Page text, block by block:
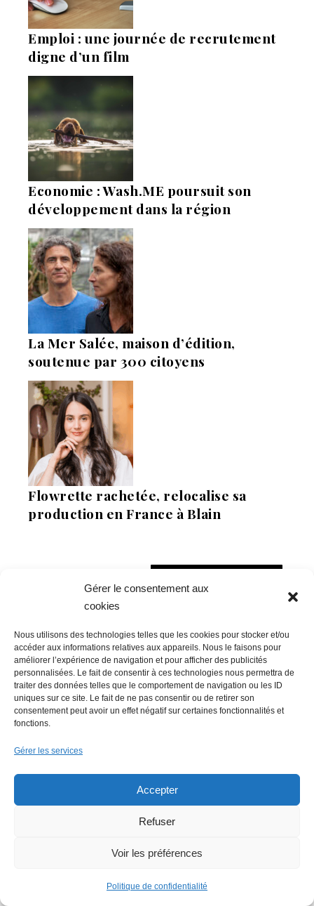
Gérer le consentement aux
cookies
Nous utilisons des technologies telles que les cookies pour stocker et/ou
accéder aux informations relatives aux appareils. Nous le faisons pour
améliorer l’expérience de navigation et pour afficher des publicités
personnalisées. Le fait de consentir à ces technologies nous permettra de
traiter des données telles que le comportement de navigation ou les ID
uniques sur ce site. Le fait de ne pas consentir ou de retirer son
consentement peut avoir un effet négatif sur certaines fonctionnalités et
fonctions.
Gérer les services
Accepter
Refuser
Voir les préférences
Politique de confidentialité
Emploi : une journée de recrutement
digne d’un film
Economie : Wash.ME poursuit son
développement dans la région
La Mer Salée, maison d’édition,
soutenue par 300 citoyens
Flowrette rachetée, relocalise sa
production en France à Blain